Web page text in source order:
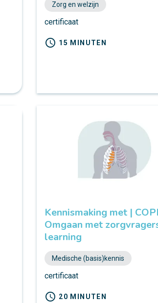
Zorg en welzijn
certificaat
schedule 15 MINUTEN
Kennismaking met |
Omgaan met
learning
Medische (basis)kennis
certificaat
schedule 20 MINUTEN